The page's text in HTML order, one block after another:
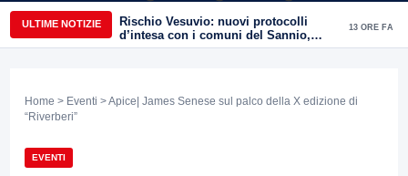
ULTIME NOTIZIE
Rischio Vesuvio: nuovi protocolli
d’intesa con i comuni del Sannio,
firmato il protocollo con Arpaise
13 ORE FA
Home > Eventi > Apice| James Senese sul palco della X edizione di
“Riverberi”
EVENTI